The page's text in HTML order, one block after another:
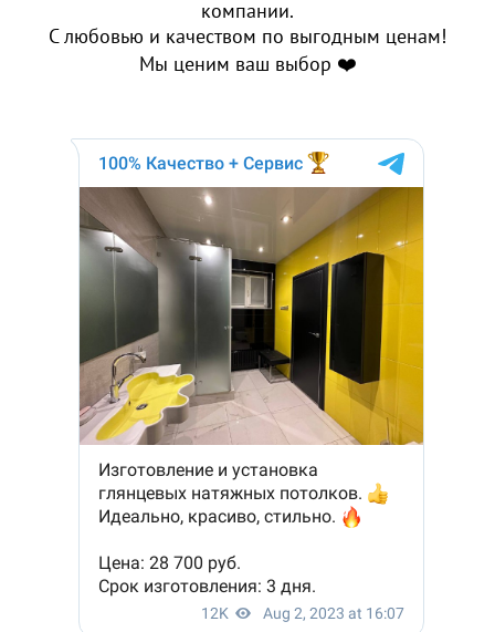
компании.
С любовью и качеством по выгодным ценам!
Мы ценим ваш выбор ❤️